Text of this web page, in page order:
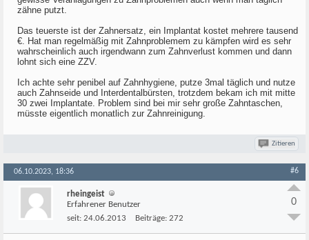
zähne putzt.
Das teuerste ist der Zahnersatz, ein Implantat kostet mehrere tausend
€. Hat man regelmäßig mit Zahnproblemem zu kämpfen wird es sehr
wahrscheinlich auch irgendwann zum Zahnverlust kommen und dann
lohnt sich eine ZZV.
Ich achte sehr penibel auf Zahnhygiene, putze 3mal täglich und nutze
auch Zahnseide und Interdentalbürsten, trotzdem bekam ich mit mitte
30 zwei Implantate. Problem sind bei mir sehr große Zahntaschen,
müsste eigentlich monatlich zur Zahnreinigung.
Zitieren
06.10.2023, 18:36 #6
rheingeist
Erfahrener Benutzer
seit: 24.06.2013 Beiträge: 272
0